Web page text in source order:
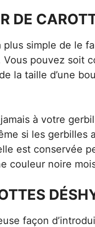
DE
plus simple de le
Vous pouvez soit
la taille d’une
à votre
si les gerbilles
est conservée
couleur noire
façon